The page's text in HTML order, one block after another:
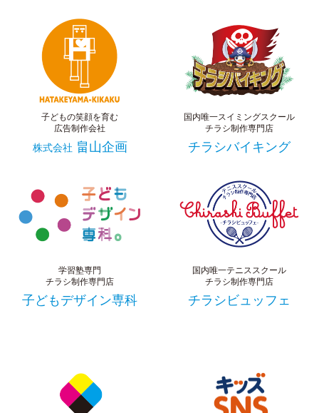
子どもの笑顔を育む
広告制作会社
株式会社 畠山企画
国内唯一スイミングスクール
チラシ制作専門店
チラシバイキング
学習塾専門
チラシ制作専門店
子どもデザイン専科
国内唯一テニススクール
チラシ制作専門店
チラシビュッフェ